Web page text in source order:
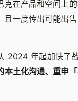
克在产品和空间上
一度传出可能出售
2024 年起加快了
本土化沟通、重申